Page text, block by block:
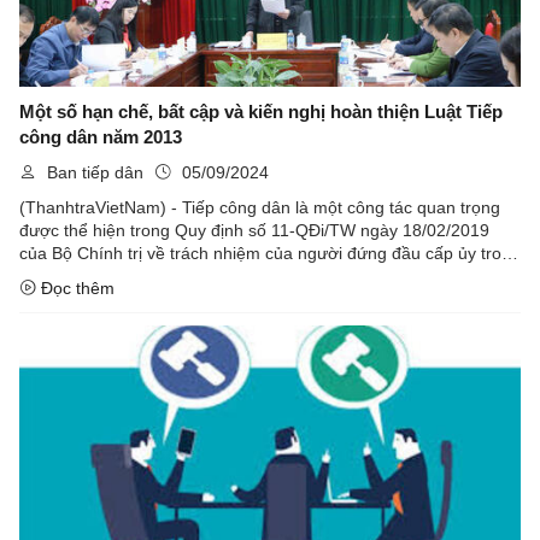
Một số hạn chế, bất cập và kiến nghị hoàn thiện Luật Tiếp
công dân năm 2013
Ban tiếp dân
05/09/2024
(ThanhtraVietNam) - Tiếp công dân là một công tác quan trọng
được thể hiện trong Quy định số 11-QĐi/TW ngày 18/02/2019
của Bộ Chính trị về trách nhiệm của người đứng đầu cấp ủy trong
việc tiếp dân, đối thoại trực tiếp với dân và xử lý những phản ...
Đọc thêm